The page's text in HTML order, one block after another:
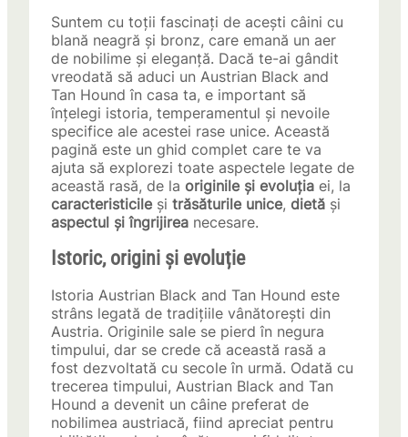
Suntem cu toții fascinați de acești câini cu
blană neagră și bronz, care emană un aer
de nobilime și eleganță. Dacă te-ai gândit
vreodată să aduci un Austrian Black and
Tan Hound în casa ta, e important să
înțelegi istoria, temperamentul și nevoile
specifice ale acestei rase unice. Această
pagină este un ghid complet care te va
ajuta să explorezi toate aspectele legate de
această rasă, de la originile și evoluția ei, la
caracteristicileși trăsăturile unice, dietă și
aspectul și îngrijirea necesare.
Istoric, origini și evoluție
Istoria Austrian Black and Tan Hound este
strâns legată de tradițiile vânătorești din
Austria. Originile sale se pierd în negura
timpului, dar se crede că această rasă a
fost dezvoltată cu secole în urmă. Odată cu
trecerea timpului, Austrian Black and Tan
Hound a devenit un câine preferat de
nobilimea austriacă, fiind apreciat pentru